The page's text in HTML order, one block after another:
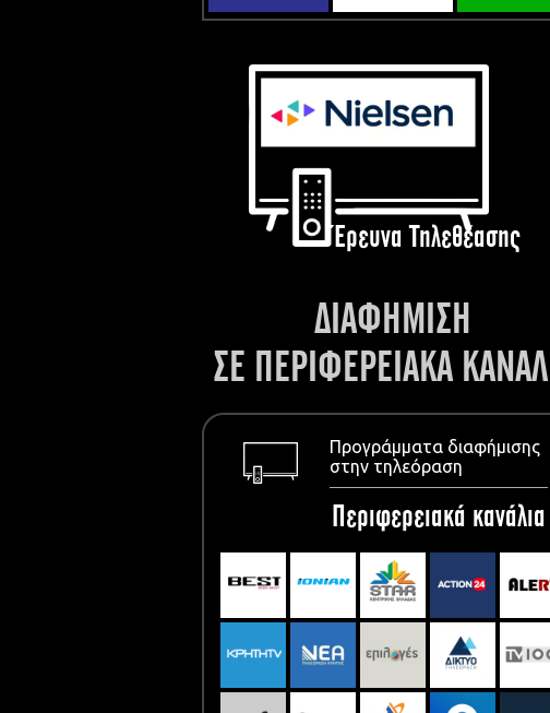
Έρευνα Τηλεθέασης
ΔΙΑΦΗΜΙΣΗ
ΣΕ ΠΕΡΙΦΕΡΕΙΑΚΑ
Προγράμματα διαφήμισης
στην τηλεόραση
Περιφερειακά κανάλια